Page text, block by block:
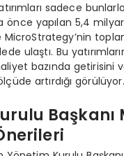
sadece bunlarla
önce yapılan 5,4 milyar
MicroStrategy’nin
ulaştı. Bu
bazında getirisini
artırdığı görülüyor.
Başkanı